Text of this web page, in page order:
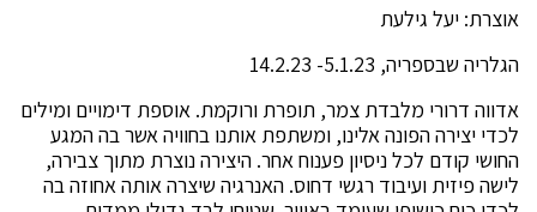
אוצרת: יעל גילעת
הגלריה שבספריה, 5.1.23- 14.2.23
אדווה דרורי מלבדת צמר, תופרת ורוקמת. אוספת דימויים ומילים
לכדי יצירה הפונה אלינו, ומשתפת אותנו בחוויה אשר בה המגע
החושי קודם לכל ניסיון פענוח אחר. היצירה נוצרת מתוך צבירה,
לישה פיזית ועיבוד רגשי דחוס. האנרגיה שיצרה אותה אחוזה בה